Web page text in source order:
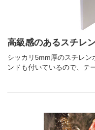
高級感のあるスチレ
シッカリ5mm厚のスチレン
ンドも付いているので、テ